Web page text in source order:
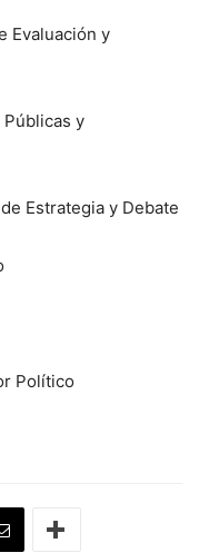
Evaluación y
y
Estrategia y Debate
Político